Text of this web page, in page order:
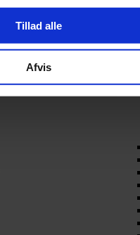
Tillad alle
Afvis